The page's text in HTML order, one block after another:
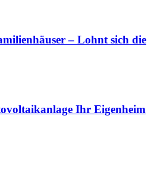
– Lohnt sich die
Ihr Eigenheim